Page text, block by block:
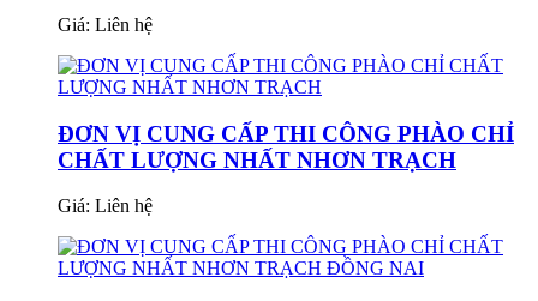
Giá: Liên hệ
ĐƠN VỊ CUNG CẤP THI CÔNG PHÀO CHỈ
CHẤT LƯỢNG NHẤT NHƠN TRẠCH
Giá: Liên hệ